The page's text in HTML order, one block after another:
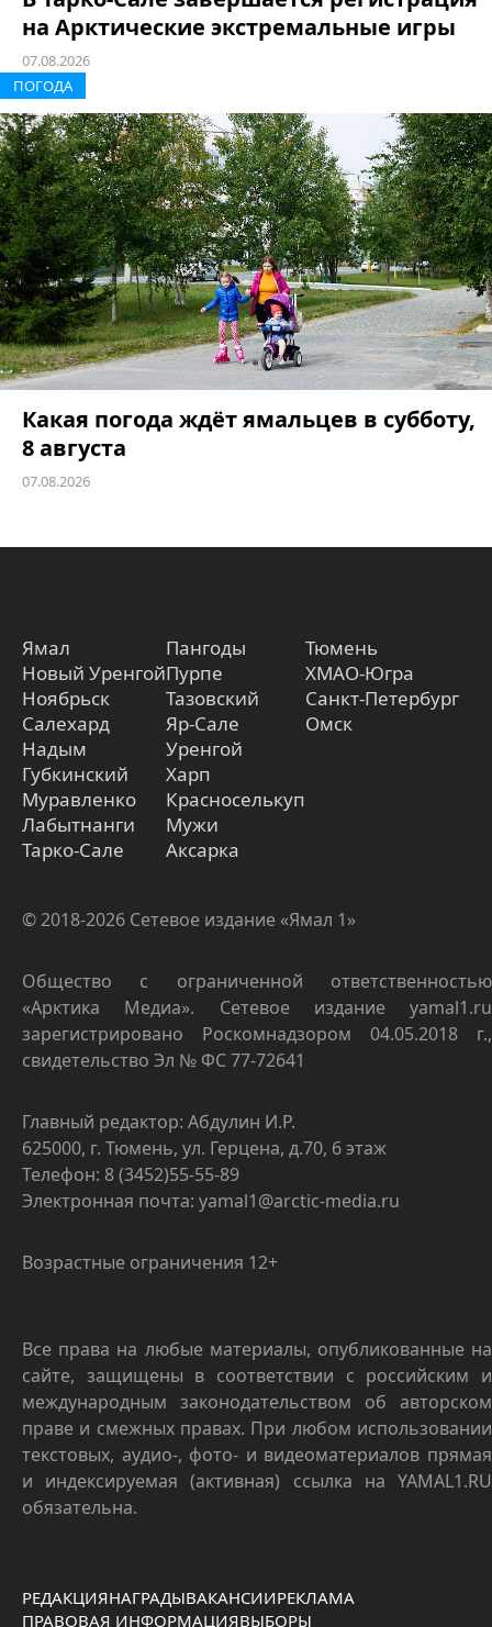
на Арктические экстремальные игры
07.08.2026
ПОГОДА
Какая погода ждёт ямальцев в субботу,
8 августа
07.08.2026
Ямал
Новый Уренгой
Ноябрьск
Салехард
Надым
Губкинский
Муравленко
Лабытнанги
Тарко-Сале
Пангоды
Пурпе
Тазовский
Яр-Сале
Уренгой
Харп
Красноселькуп
Мужи
Аксарка
Тюмень
ХМАО-Югра
Санкт-Петербург
Омск
© 2018-2026 Сетевое издание «Ямал 1»
Общество с ограниченной ответственностью
«Арктика Медиа». Сетевое издание yamal1.ru
зарегистрировано Роскомнадзором 04.05.2018 г.,
свидетельство Эл № ФС 77-72641
Главный редактор: Абдулин И.Р.
625000, г. Тюмень, ул. Герцена, д.70, 6 этаж
Телефон: 8 (3452)55-55-89
Электронная почта: yamal1@arctic-media.ru
Возрастные ограничения 12+
Все права на любые материалы, опубликованные на
сайте, защищены в соответствии с российским и
международным законодательством об авторском
праве и смежных правах. При любом использовании
текстовых, аудио-, фото- и видеоматериалов прямая
и индексируемая (активная) ссылка на YAMAL1.RU
обязательна.
РЕДАКЦИЯНАГРАДЫВАКАНСИИРЕКЛАМА
ПРАВОВАЯ ИНФОРМАЦИЯВЫБОРЫ